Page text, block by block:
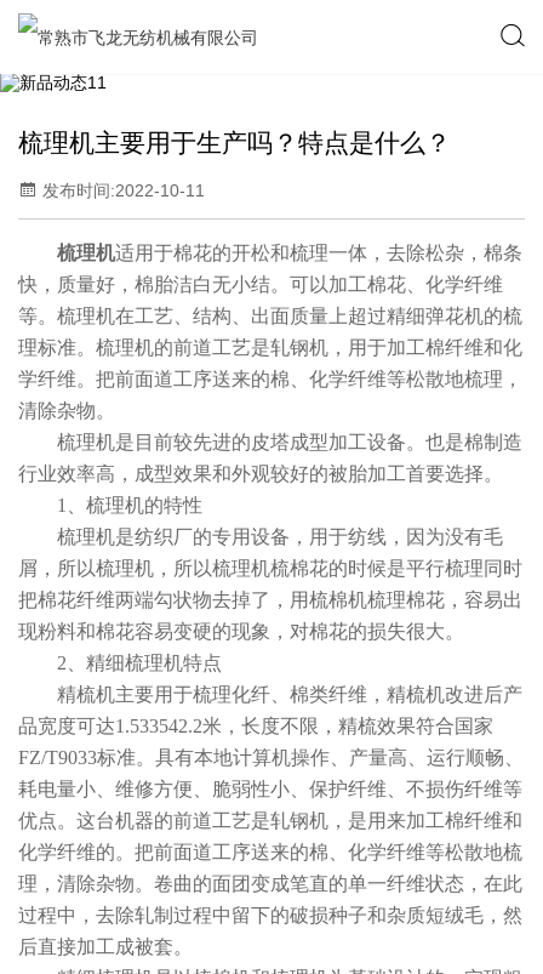
梳理机主要用于生产吗？特点是什么？
发布时间:2022-10-11
梳理机适用于棉花的开松和梳理一体，去除松杂，棉条
快，质量好，棉胎洁白无小结。可以加工棉花、化学纤维
等。梳理机在工艺、结构、出面质量上超过精细弹花机的梳
理标准。梳理机的前道工艺是轧钢机，用于加工棉纤维和化
学纤维。把前面道工序送来的棉、化学纤维等松散地梳理，
清除杂物。
梳理机是目前较先进的皮塔成型加工设备。也是棉制造
行业效率高，成型效果和外观较好的被胎加工首要选择。
1、梳理机的特性
梳理机是纺织厂的专用设备，用于纺线，因为没有毛
屑，所以梳理机，所以梳理机梳棉花的时候是平行梳理同时
把棉花纤维两端勾状物去掉了，用梳棉机梳理棉花，容易出
现粉料和棉花容易变硬的现象，对棉花的损失很大。
2、精细梳理机特点
精梳机主要用于梳理化纤、棉类纤维，精梳机改进后产
品宽度可达1.533542.2米，长度不限，精梳效果符合国家
FZ/T9033标准。具有本地计算机操作、产量高、运行顺畅、
耗电量小、维修方便、脆弱性小、保护纤维、不损伤纤维等
优点。这台机器的前道工艺是轧钢机，是用来加工棉纤维和
化学纤维的。把前面道工序送来的棉、化学纤维等松散地梳
理，清除杂物。卷曲的面团变成笔直的单一纤维状态，在此
过程中，去除轧制过程中留下的破损种子和杂质短绒毛，然
后直接加工成被套。